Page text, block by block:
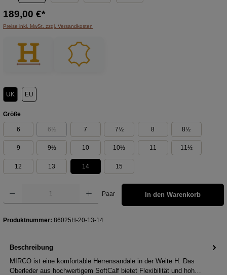
189,00 €*
Preise inkl. MwSt. zzgl. Versandkosten
UK EU
Größeauswählen
6 6½(Diese Option ist zurzeit nicht verfügbar.)
7 7½ 8 8½
9 9½ 10 10½ 11 11½
12 13 14 15
Produkt Anzahl: Gib den gewünschten Wert ein oder benutze die Schaltflächen um die Anzahl
Paar In den Warenkorb
Produktnummer: 86025H-20-13-14
Beschreibung
MIRCO ist eine komfortable Herrensandale in der Weite H. Das
Oberleder aus hochwertigem SoftCalf bietet Flexibilität und hoh…